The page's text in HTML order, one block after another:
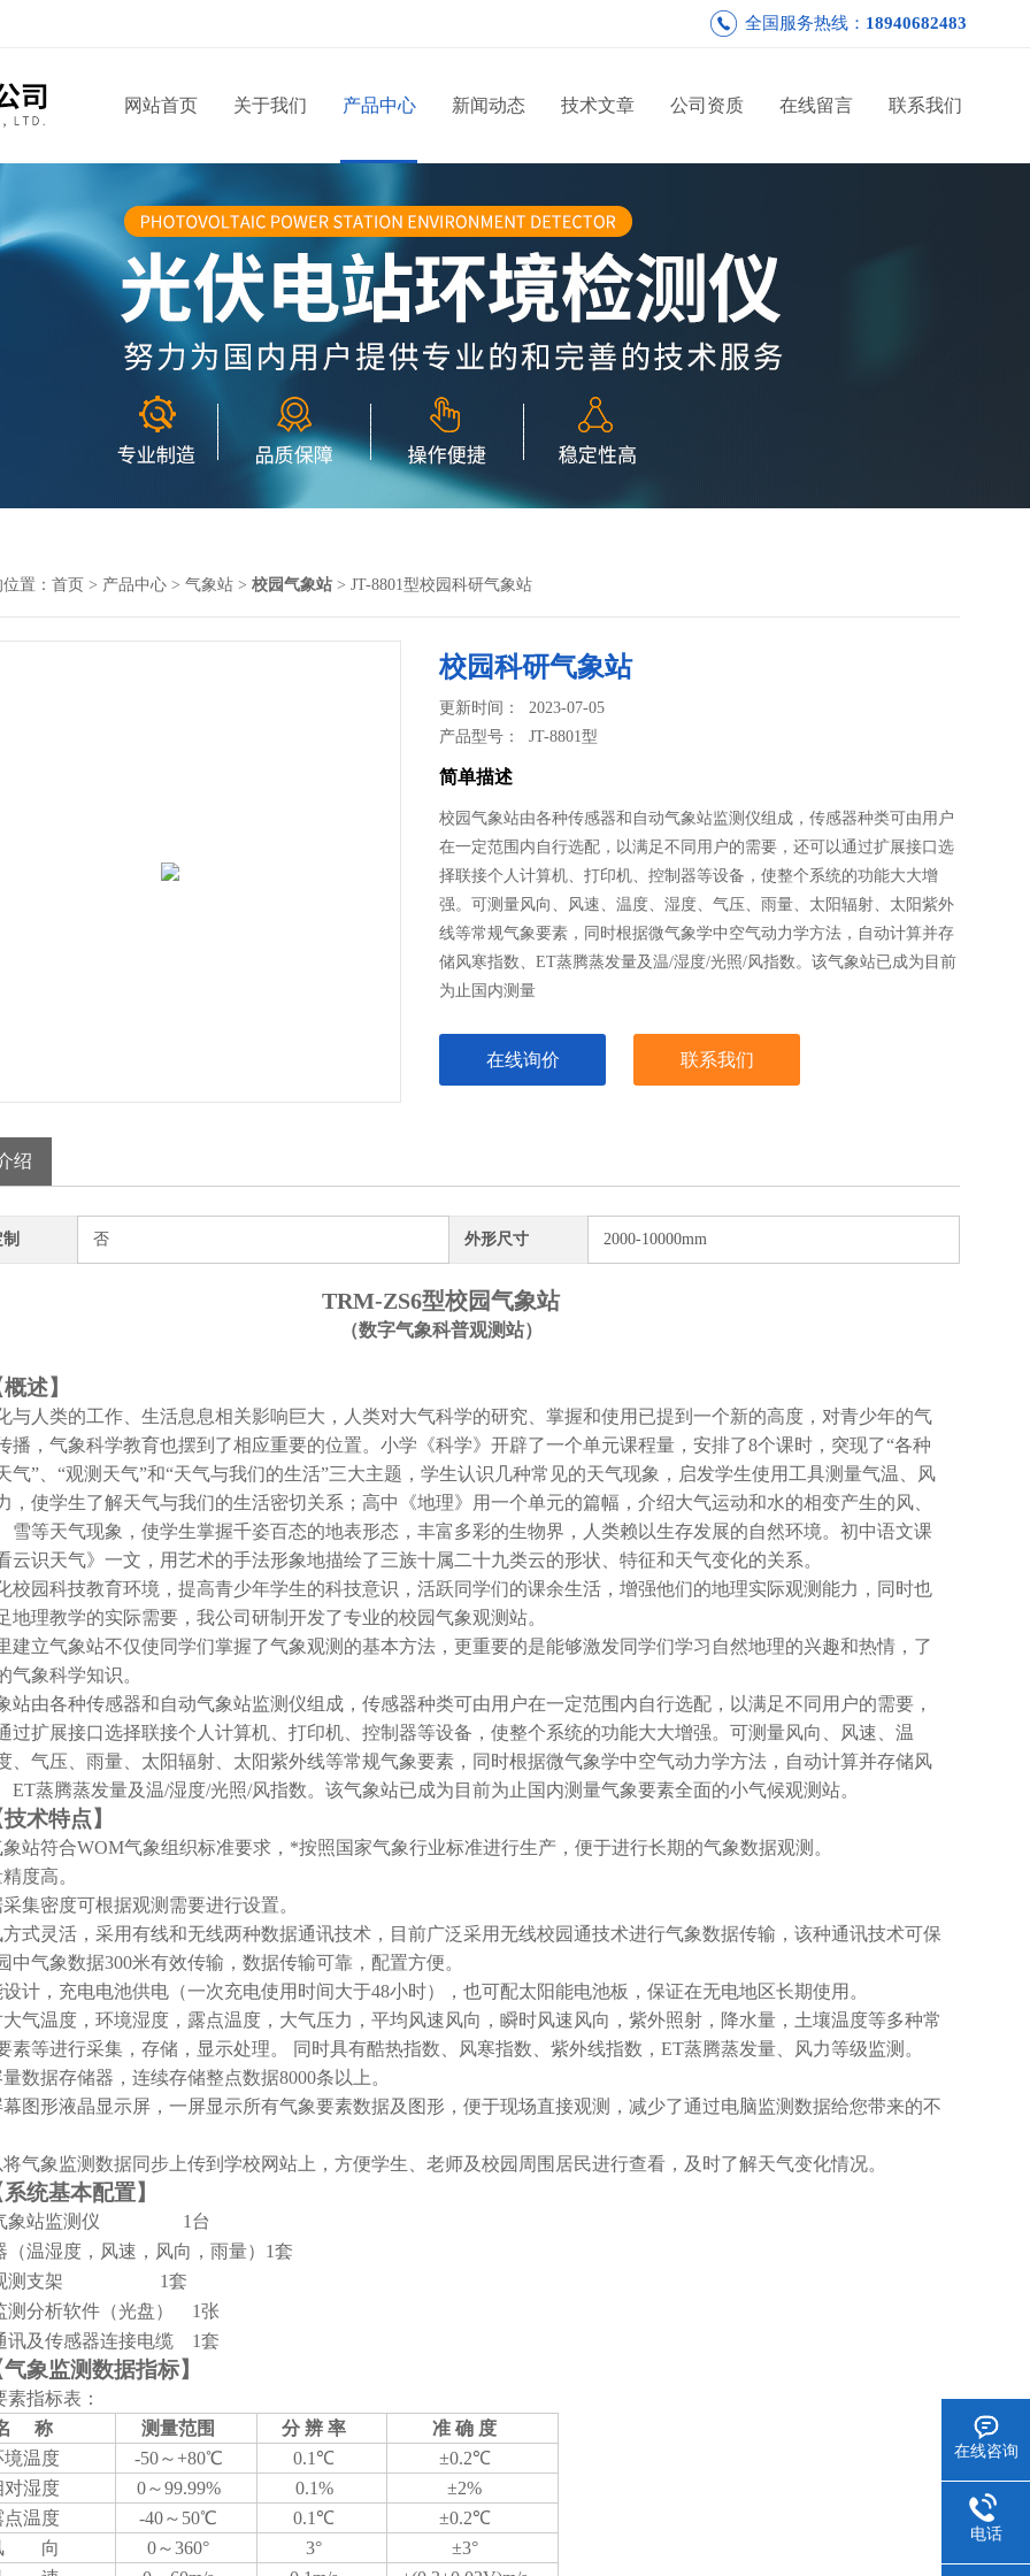
全国服务热线： 18940682483
网站首页 关于我们 产品中心 新闻动态 技术文章 公司资质 在线留言 联系我们
置： 首页 > 产品中心 > 气象站 > 校园气象站 > JT-8801型校园科研气象站
校园科研气象站
更新时间： 2023-07-05
产品型号：JT-8801型
简单描述
校园气象站由各种传感器和自动气象站监测仪组成，传感器种类可由用户
在一定范围内自行选配，以满足不同用户的需要，还可以通过扩展接口选
择联接个人计算机、打印机、控制器等设备，使整个系统的功能大大增
强。可测量风向、风速、温度、湿度、气压、雨量、太阳辐射、太阳紫外
线等常规气象要素，同时根据微气象学中空气动力学方法，自动计算并存
储风寒指数、ET蒸腾蒸发量及温/湿度/光照/风指数。该气象站已成为目前
为止国内测量
在线询价 联系我们
绍
否 外形尺寸 2000-10000mm
TRM-ZS6型校园气象站
（数字气象科普观测站）
述】
与人类的工作、生活息息相关影响巨大，人类对大气科学的研究、掌握和使用已提到一个新的高度，对青少年的气
播，气象科学教育也摆到了相应重要的位置。小学《科学》开辟了一个单元课程量，安排了8个课时，突现了“各种
气”、“观测天气”和“天气与我们的生活”三大主题，学生认识几种常见的天气现象，启发学生使用工具测量气温、风
，使学生了解天气与我们的生活密切关系；高中《地理》用一个单元的篇幅，介绍大气运动和水的相变产生的风、
雪等天气现象，使学生掌握千姿百态的地表形态，丰富多彩的生物界，人类赖以生存发展的自然环境。初中语文课
云识天气》一文，用艺术的手法形象地描绘了三族十属二十九类云的形状、特征和天气变化的关系。
校园科技教育环境，提高青少年学生的科技意识，活跃同学们的课余生活，增强他们的地理实际观测能力，同时也
地理教学的实际需要，我公司研制开发了专业的校园气象观测站。
建立气象站不仅使同学们掌握了气象观测的基本方法，更重要的是能够激发同学们学习自然地理的兴趣和热情，了
气象科学知识。
站由各种传感器和自动气象站监测仪组成，传感器种类可由用户在一定范围内自行选配，以满足不同用户的需要，
过扩展接口选择联接个人计算机、打印机、控制器等设备，使整个系统的功能大大增强。 可测量风向、风速、温
、气压、雨量
太阳辐射 太阳紫外线等常规气象要素 ，同时根据微气象学中空气动力学方法，自动计算并存储风
ET蒸腾蒸发量及温/湿度/光照/风指数。该气象站已成为目前为止国内测量气象要素全面的小气候观测站。
技术特点】
站符合WOM气象组织标准要求，*按照国家气象行业标准进行生产，便于进行长期的气象数据观测 。
度高。
集密度可根据观测需要进行设置。
式灵活， 采用有线和无线两种数据通讯技术，目前广泛采用无线校园通技术进行气象数据传输，该种通讯技术可保
中气象数据300米有效传输，数据传输可靠，配置方便。
计，充电电池供电（一次充电使用时间大于48小时），也可配太阳能电池板 ，保证在无电地区长期使用。
气温度，环境湿度，露点温度，大气压力，平均风速风向，瞬时风速风向， 紫外照射 ，降水量 ， 土壤温度等多种常
素等进行采集，存储，显示处理。
同时具有酷热指数、风寒指数、紫外线指数，ET蒸腾蒸发量、风力等级监测。
数据存储器，连续存储整点数据8000条 以上。
幕图形液晶显示屏，一屏显示所有气象要素数据及图形，便于现场直接观测，减少了通过电脑监测数据给您带来的不
气象监测数据同步上传到学校网站上，方便学生、老师及校园周围居民进行查看，及时了解天气变化情况。
系统基本配置】
象站监测仪
1台
（温湿度，风速，风向，雨量） 1套
测支架 1套
测分析软件（光盘）
1张
讯及传感器连接电缆 1套
象监测数据指标】
素指标表：
称
测量范围 分 辨 率
准 确 度
境温度
-50～+80℃ 0.1℃
±0.2℃
对湿度
0～99.99% 0.1%
±2%
点温度
-40～50℃ 0.1℃
±0.2℃
向
0～360° 3°
±3°
在线咨询
电话